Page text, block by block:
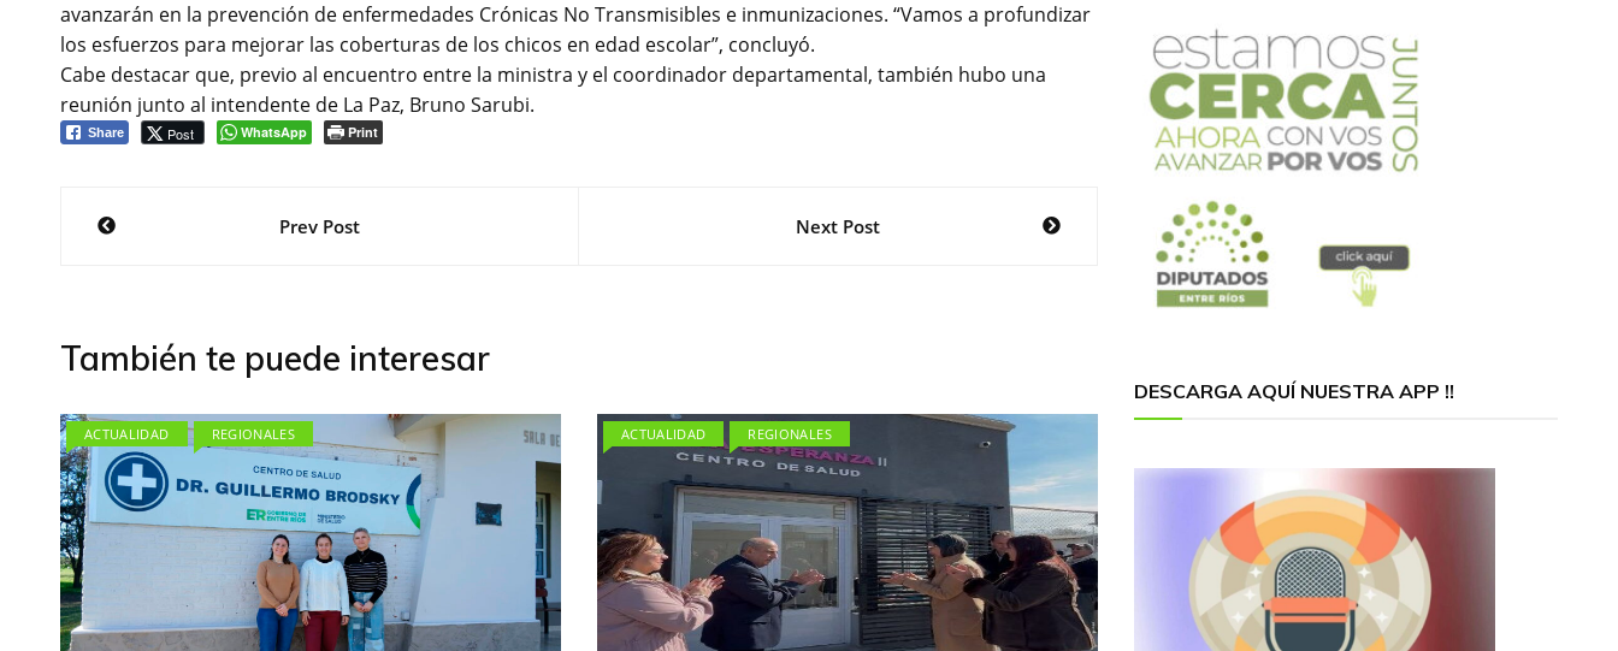
avanzarán en la prevención de enfermedades Crónicas No Transmisibles e inmunizaciones. “Vamos a profundizar
los esfuerzos para mejorar las coberturas de los chicos en edad escolar”, concluyó.
Cabe destacar que, previo al encuentro entre la ministra y el coordinador departamental, también hubo una
reunión junto al intendente de La Paz, Bruno Sarubi.
Share Post WhatsApp Print
NavegaciónPrev Post Next Post
También te puede interesar
ACTUALIDAD REGIONALES ACTUALIDAD REGIONALES
DESCARGA AQUÍ NUESTRA APP !!